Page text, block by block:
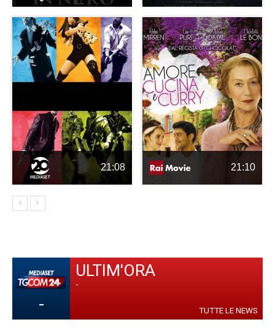
21:08 21:10
-
ULTIM'ORA
-
TUTTE LE NEWS